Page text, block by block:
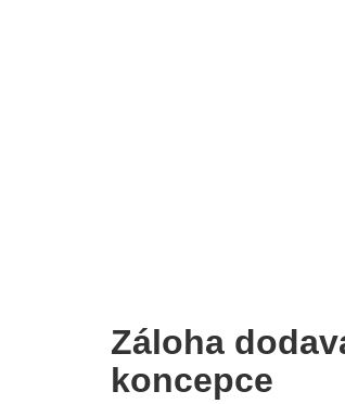
Záloha
koncepce